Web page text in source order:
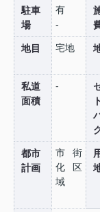
駐車
場
有
-
地目 宅地
私道
面積
-
都市
計画
市街
化区
域